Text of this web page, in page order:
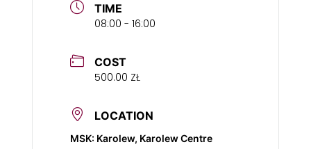
TIME
08:00 - 16:00
COST
500.00 ZŁ
LOCATION
MSK: Karolew, Karolew Centre